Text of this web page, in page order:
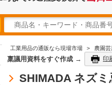
工業用品の通販なら現場市場 > 農園
稟議用資料をすぐ作成 → 印
SHIMADA ネズ